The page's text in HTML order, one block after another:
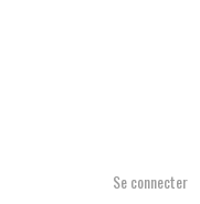
Se connecter